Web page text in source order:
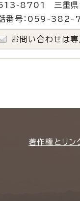
8701 三重県
番号：059-
お問い合わせは専
著作権とリン